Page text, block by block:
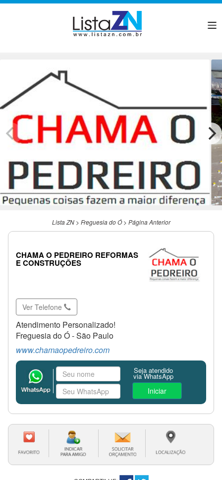
Lista ZN> Freguesia do Ó> Página Anterior
CHAMA O PEDREIRO REFORMAS
E CONSTRUÇÕES
Ver Telefone
Atendimento Personalizado!
Freguesia do Ó - São Paulo
www.chamaopedreiro.com
Seja atendido
via WhatsApp
Iniciar